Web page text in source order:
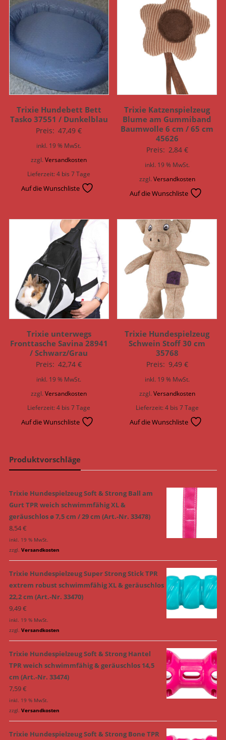
Trixie Hundebett Bett
Tasko 37551 / Dunkelblau
Preis: 47,49€
inkl. 19 % MwSt.
zzgl.Versandkosten
Lieferzeit:4 bis 7 Tage
Auf die Wunschliste
Trixie Katzenspielzeug
Blume am Gummiband
Baumwolle 6 cm / 65 cm
45626
Preis: 2,84 €
inkl. 19 % MwSt.
zzgl. Versandkosten
Auf die Wunschliste
Trixie unterwegs
Fronttasche Savina 28941
/ Schwarz/Grau
Preis: 42,74€
inkl. 19 % MwSt.
zzgl.Versandkosten
Lieferzeit:4 bis 7 Tage
Auf die Wunschliste
Trixie Hundespielzeug
Schwein Stoff 30 cm
35768
Preis: 9,49 €
inkl. 19 % MwSt.
zzgl. Versandkosten
Lieferzeit:4 bis 7 Tage
Auf die Wunschliste
Produktvorschläge
Trixie Hundespielzeug Soft & Strong Ball am
Gurt TPR weich schwimmfähig XL &
geräuschlos ø 7,5 cm / 29 cm (Art.-Nr. 33478)
8,54€
inkl. 19 % MwSt.
zzgl. Versandkosten
Trixie Hundespielzeug Super Strong Stick TPR
extrem robust schwimmfähig XL & geräuschlos
22,2 cm (Art.-Nr. 33470)
9,49€
inkl. 19 % MwSt.
zzgl. Versandkosten
Trixie Hundespielzeug Soft & Strong Hantel
TPR weich schwimmfähig & geräuschlos 14,5
cm (Art.-Nr. 33474)
7,59€
inkl. 19 % MwSt.
zzgl. Versandkosten
Trixie Hundespielzeug Soft & Strong Bone TPR